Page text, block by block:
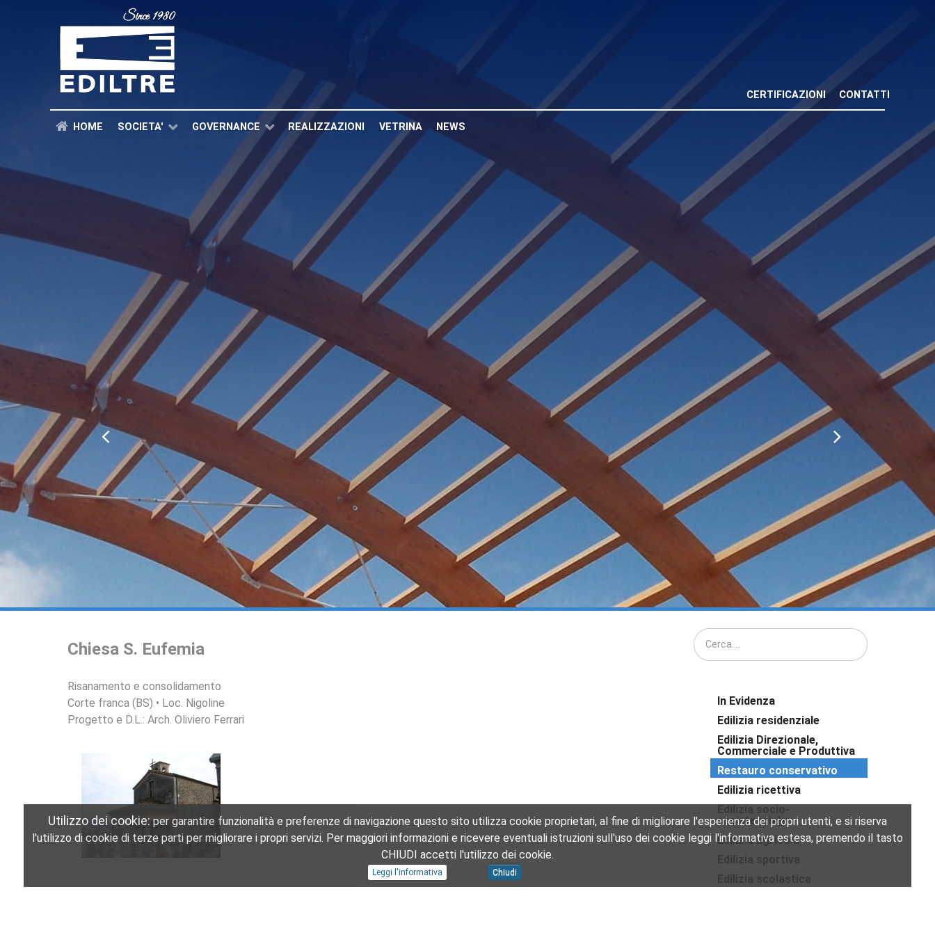
CERTIFICAZIONI CONTATTI
HOME SOCIETA' GOVERNANCE REALIZZAZIONI VETRINA NEWS
Chiesa S. Eufemia
Risanamento e consolidamento
Corte franca (BS) • Loc. Nigoline
Progetto e D.L.: Arch. Oliviero Ferrari
In Evidenza
Edilizia residenziale
Edilizia Direzionale,
Commerciale e Produttiva
Restauro conservativo
Edilizia ricettiva
assistenziale
Edilizia agricola
Utilizzo dei cookie: per garantire funzionalità e preferenze di navigazione questo sito utilizza cookie proprietari, al fine di migliorare l'esperienza dei propri utenti, e si riserva
l'utilizzo di cookie di terze parti per migliorare i propri servizi. Per maggiori informazioni e ricevere eventuali istruzioni sull'uso dei cookie leggi l'informativa estesa, premendo il tasto
CHIUDI accetti l'utilizzo dei cookie.
Leggi l'informativa Chiudi